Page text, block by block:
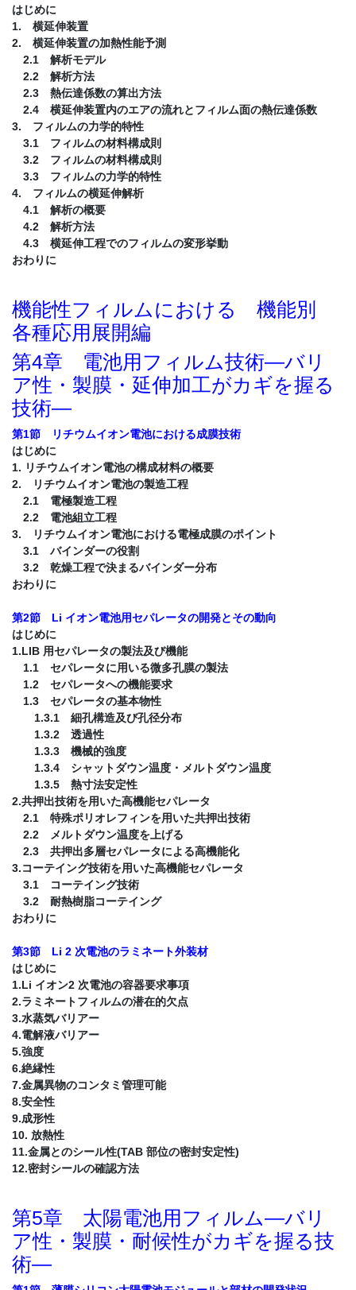
はじめに
1. 横延伸装置
2. 横延伸装置の加熱性能予測
2.1 解析モデル
2.2 解析方法
2.3 熱伝達係数の算出方法
2.4 横延伸装置内のエアの流れとフィルム面の熱伝達係数
3. フィルムの力学的特性
3.1 フィルムの材料構成則
3.2 フィルムの材料構成則
3.3 フィルムの力学的特性
4. フィルムの横延伸解析
4.1 解析の概要
4.2 解析方法
4.3 横延伸工程でのフィルムの変形挙動
おわりに
機能性フィルムにおける 機能別
各種応用展開編
第4章 電池用フィルム技術―バリ
ア性・製膜・延伸加工がカギを握る
技術―
第1節 リチウムイオン電池における成膜技術
はじめに
1. リチウムイオン電池の構成材料の概要
2. リチウムイオン電池の製造工程
2.1 電極製造工程
2.2 電池組立工程
3. リチウムイオン電池における電極成膜のポイント
3.1 バインダーの役割
3.2 乾燥工程で決まるバインダー分布
おわりに
第2節 Li イオン電池用セパレータの開発とその動向
はじめに
1.LIB 用セパレータの製法及び機能
1.1 セパレータに用いる微多孔膜の製法
1.2 セパレータへの機能要求
1.3 セパレータの基本物性
1.3.1 細孔構造及び孔径分布
1.3.2 透過性
1.3.3 機械的強度
1.3.4 シャットダウン温度・メルトダウン温度
1.3.5 熱寸法安定性
2.共押出技術を用いた高機能セパレータ
2.1 特殊ポリオレフィンを用いた共押出技術
2.2 メルトダウン温度を上げる
2.3 共押出多層セパレータによる高機能化
3.コーテイング技術を用いた高機能セパレータ
3.1 コーテイング技術
3.2 耐熱樹脂コーテイング
おわりに
第3節 Li 2 次電池のラミネート外装材
はじめに
1.Li イオン2 次電池の容器要求事項
2.ラミネートフィルムの潜在的欠点
3.水蒸気バリアー
4.電解液バリアー
5.強度
6.絶縁性
7.金属異物のコンタミ管理可能
8.安全性
9.成形性
10. 放熱性
11.金属とのシール性(TAB 部位の密封安定性)
12.密封シールの確認方法
第5章 太陽電池用フィルム―バリ
ア性・製膜・耐候性がカギを握る技
術―